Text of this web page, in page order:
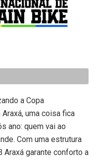
a Copa
uma coisa fica
ano: quem vai ao
Com uma estrutura
Araxá garante conforto a